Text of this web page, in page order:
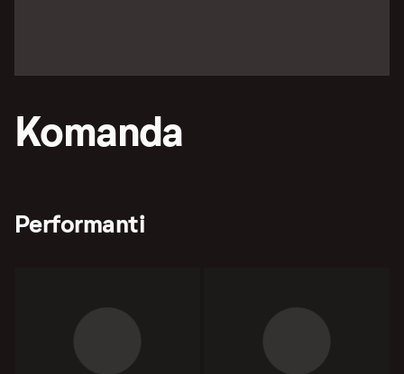
Komanda
Performanti